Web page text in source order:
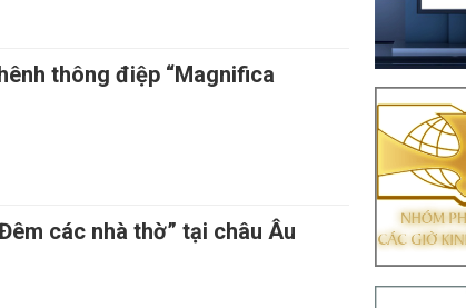
thông điệp “Magnifica
các nhà thờ” tại châu Âu